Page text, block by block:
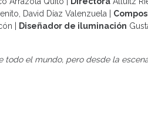
David Díaz Valenzuela |
| Diseñador de iluminación
el mundo, pero desde la